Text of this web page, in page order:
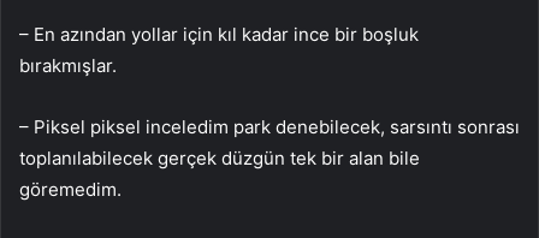
– En azından yollar için kıl kadar ince bir boşluk
bırakmışlar.
– Piksel piksel inceledim park denebilecek, sarsıntı sonrası
toplanılabilecek gerçek düzgün tek bir alan bile
göremedim.